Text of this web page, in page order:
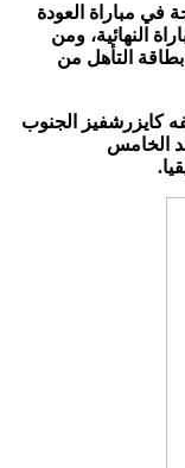
في مباراة العودة
النهائية، ومن
بطاقة التأهل من
كايزرشفيز الجنوب
الخامس